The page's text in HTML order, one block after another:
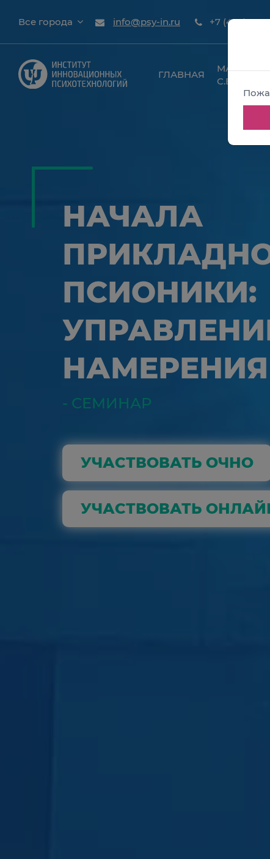
Все города info@psy-in.ru +7 (495)
ГЛАВНАЯ
С.В.
НАЧАЛА
ПСИОНИКИ:
- СЕМИНАР
УЧАСТВОВАТЬ ОЧНО
УЧАСТВОВАТЬ